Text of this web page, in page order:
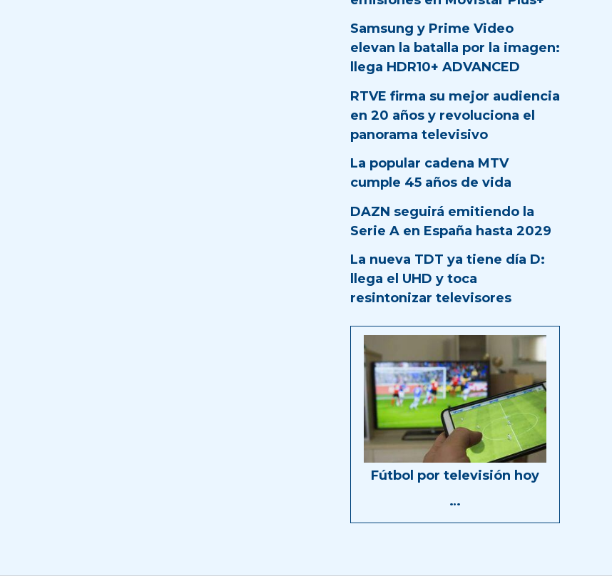
Samsung y Prime Video
elevan la batalla por la imagen:
llega HDR10+ ADVANCED
RTVE firma su mejor audiencia
en 20 años y revoluciona el
panorama televisivo
La popular cadena MTV
cumple 45 años de vida
DAZN seguirá emitiendo la
Serie A en España hasta 2029
La nueva TDT ya tiene día D:
llega el UHD y toca
resintonizar televisores
Fútbol por televisión hoy
…